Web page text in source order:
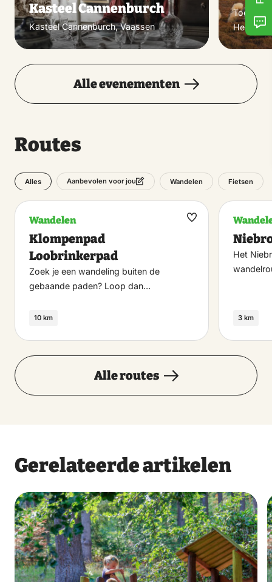
Kasteel Cannenburch
Kasteel Cannenburch, Vaassen
Heerde
Alle evenementen
Routes
Alles Aanbevolen voor jou Wandelen Fietsen
Wandelen
Klompenpad
Loobrinkerpad
Zoek je een wandeling buiten de
gebaande paden? Loop dan…
10 km
Maak
Het
3 km
Alle routes
Gerelateerde artikelen